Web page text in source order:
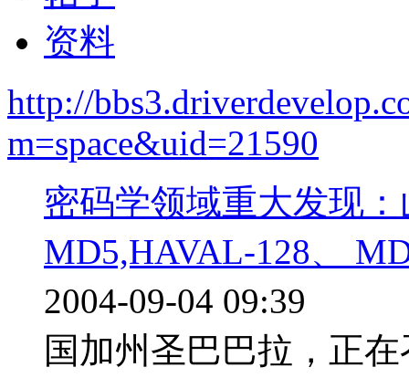
资料
http://
m=space&uid=21590
密码学领域重大发现
MD5,HAVAL-128、
2004-09-04 09:39 ［
国加州圣巴巴拉，正